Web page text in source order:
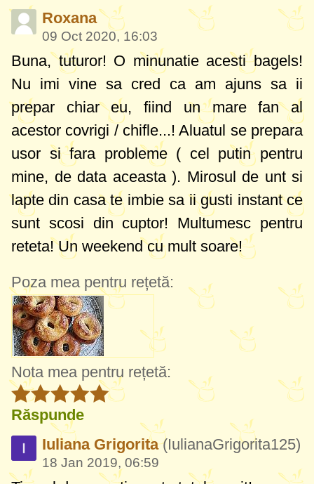
Roxana
09 Oct 2020, 16:03
Buna, tuturor! O minunatie acesti bagels!
Nu imi vine sa cred ca am ajuns sa ii
prepar chiar eu, fiind un mare fan al
acestor covrigi / chifle...! Aluatul se prepara
usor si fara probleme ( cel putin pentru
mine, de data aceasta ). Mirosul de unt si
lapte din casa te imbie sa ii gusti instant ce
sunt scosi din cuptor! Multumesc pentru
reteta! Un weekend cu mult soare!
Poza mea pentru rețetă:
Nota mea pentru rețetă:
Răspunde
Iuliana Grigorita(IulianaGrigorita125)
18 Jan 2019, 06:59